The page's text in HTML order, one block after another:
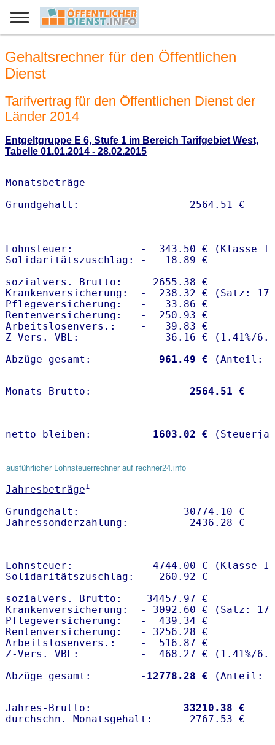
Gehaltsrechner für den Öffentlichen
Dienst
Tarifvertrag für den Öffentlichen Dienst der
Länder 2014
Entgeltgruppe E 6, Stufe 1 im Bereich Tarifgebiet West,
Tabelle 01.01.2014 - 28.02.2015
Monatsbeträge
Lohnsteuer:           -  343.50 € (Klasse I)
Solidaritätszuschlag: -   18.89 €
sozialvers. Brutto:     2655.38 €
Krankenversicherung:  -  238.32 € (Satz:
Pflegeversicherung:   -   33.86 €
Rentenversicherung:   -  250.93 €
Arbeitslosenvers.:    -   39.83 €
Z-Vers. VBL:          -   36.16 € ( 1.41%/
Abzüge gesamt:        -
  961.49 €
Monats-Brutto: 2564.51 €
netto bleiben: 1603.02 €
ausführlicher Lohnsteuerrechner auf rechner24.info
Jahresbeträge1
Grundgehalt:                 30774.10 €
Lohnsteuer:           - 4744.00 € (Klasse I)
Solidaritätszuschlag: -  260.92 €
sozialvers. Brutto:    34457.97 €
Krankenversicherung:  - 3092.60 € (Satz:
Pflegeversicherung:   -  439.34 €
Rentenversicherung:   - 3256.28 €
Arbeitslosenvers.:    -  516.87 €
Z-Vers. VBL:          -  468.27 € ( 1.41%/
Abzüge gesamt:        - 12778.28 €
Jahres-Brutto: 33210.38 €